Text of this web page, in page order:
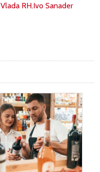
Vlada RH.Ivo Sanader